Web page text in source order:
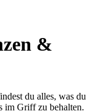
&
du alles, was du
im Griff zu behalten.